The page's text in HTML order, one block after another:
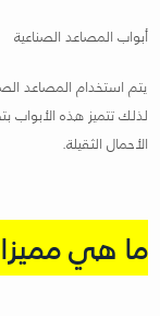
أبواب المصاعد الصناعية
يتم استخدام المصاعد
لذلك تتميز هذه الأبواب
الأحمال الثقيلة.
ما هي